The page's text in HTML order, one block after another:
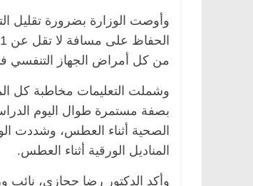
وأوصت الوزارة بضرورة تقليل
من كل أمراض الجهاز التنفسي
وشملت التعليمات مخاطبة كل
بصفة مستمرة طوال اليوم
الصحية أثناء العطس، وشددت
المناديل الورقية أثناء العطس.
وأكد الدكتور رضا حجازي، نائب